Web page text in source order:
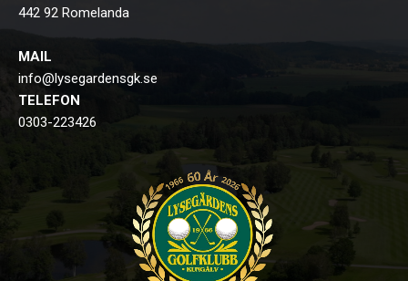
442 92 Romelanda
MAIL
info@lysegardensgk.se
TELEFON
0303-223426